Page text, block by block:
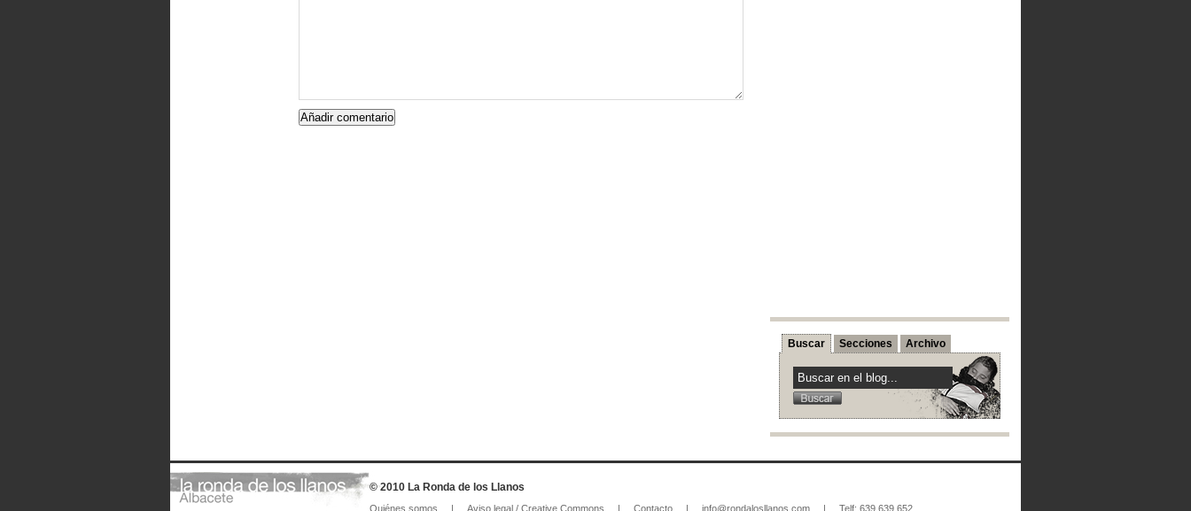
Buscar Secciones Archivo
© 2010 La Ronda de los Llanos
Quiénes somos | Aviso legal / Creative Commons | Contacto | info@rondalosllanos.com | Telf: 639 639 652